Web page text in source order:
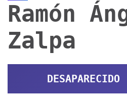
Ramón
Zalpa
DESAPARECIDO